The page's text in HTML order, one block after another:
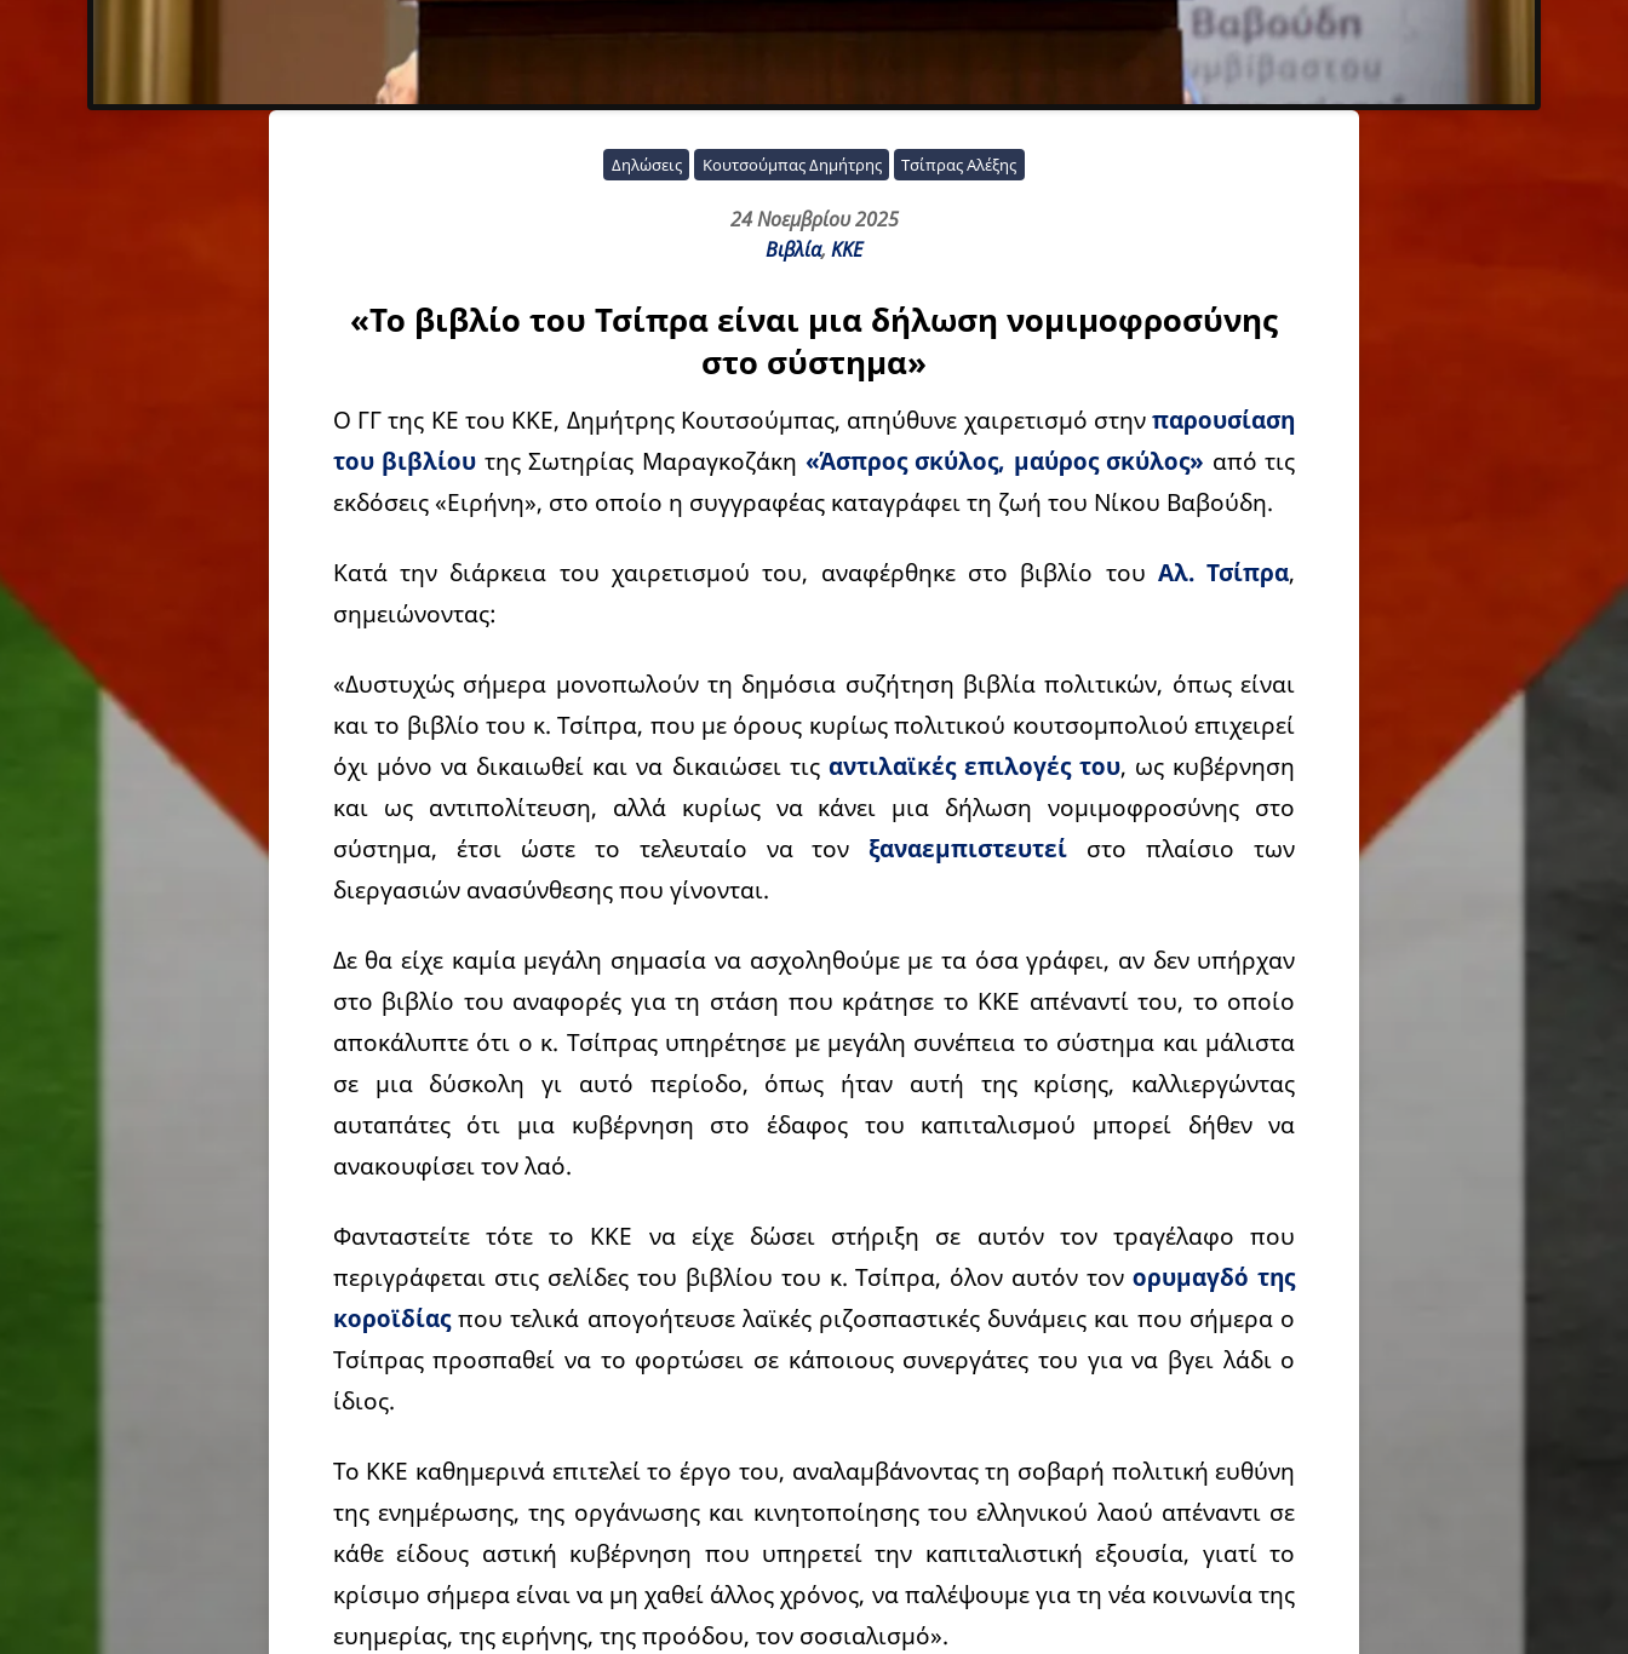
Δηλώσεις Κουτσούμπας Δημήτρης Τσίπρας Αλέξης
24 Νοεμβρίου 2025
Βιβλία, ΚΚΕ
«Το βιβλίο του Τσίπρα είναι μια δήλωση νομιμοφροσύνης
στο σύστημα»
Ο ΓΓ της ΚΕ του ΚΚΕ, Δημήτρης Κουτσούμπας, απηύθυνε χαιρετισμό στηνπαρουσίαση
του βιβλίου της Σωτηρίας Μαραγκοζάκη «Άσπρος σκύλος, μαύρος σκύλος» από τις
εκδόσεις «Ειρήνη», στο οποίο η συγγραφέας καταγράφει τη ζωή του Νίκου Βαβούδη.
Κατά την διάρκεια του χαιρετισμού του, αναφέρθηκε στο βιβλίο του Αλ. Τσίπρα,
σημειώνοντας:
«Δυστυχώς σήμερα μονοπωλούν τη δημόσια συζήτηση βιβλία πολιτικών, όπως είναι
και το βιβλίο του κ. Τσίπρα, που με όρους κυρίως πολιτικού κουτσομπολιού επιχειρεί
όχι μόνο να δικαιωθεί και να δικαιώσει τις αντιλαϊκές επιλογές του, ως κυβέρνηση
και ως αντιπολίτευση, αλλά κυρίως να κάνει μια δήλωση νομιμοφροσύνης στο
σύστημα, έτσι ώστε το τελευταίο να τονξαναεμπιστευτεί στο πλαίσιο των
διεργασιών ανασύνθεσης που γίνονται.
Δε θα είχε καμία μεγάλη σημασία να ασχοληθούμε με τα όσα γράφει, αν δεν υπήρχαν
στο βιβλίο του αναφορές για τη στάση που κράτησε το ΚΚΕ απέναντί του, το οποίο
αποκάλυπτε ότι ο κ. Τσίπρας υπηρέτησε με μεγάλη συνέπεια το σύστημα και μάλιστα
σε μια δύσκολη γι αυτό περίοδο, όπως ήταν αυτή της κρίσης, καλλιεργώντας
αυταπάτες ότι μια κυβέρνηση στο έδαφος του καπιταλισμού μπορεί δήθεν να
ανακουφίσει τον λαό.
Φανταστείτε τότε το ΚΚΕ να είχε δώσει στήριξη σε αυτόν τον τραγέλαφο που
περιγράφεται στις σελίδες του βιβλίου του κ. Τσίπρα, όλον αυτόν τονορυμαγδό της
κοροϊδίαςπου τελικά απογοήτευσε λαϊκές ριζοσπαστικές δυνάμεις και που σήμερα ο
Τσίπρας προσπαθεί να το φορτώσει σε κάποιους συνεργάτες του για να βγει λάδι ο
ίδιος.
Το ΚΚΕ καθημερινά επιτελεί το έργο του, αναλαμβάνοντας τη σοβαρή πολιτική ευθύνη
της ενημέρωσης, της οργάνωσης και κινητοποίησης του ελληνικού λαού απέναντι σε
κάθε είδους αστική κυβέρνηση που υπηρετεί την καπιταλιστική εξουσία, γιατί το
κρίσιμο σήμερα είναι να μη χαθεί άλλος χρόνος, να παλέψουμε για τη νέα κοινωνία της
ευημερίας, της ειρήνης, της προόδου, τον σοσιαλισμό».